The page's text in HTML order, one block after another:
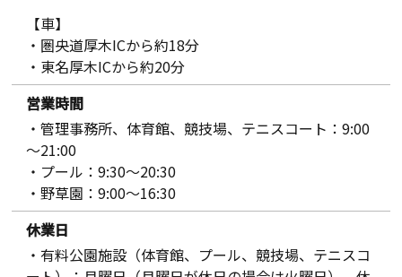
【車】
・圏央道厚木ICから約18分
・東名厚木ICから約20分
営業時間
・管理事務所、体育館、競技場、テニスコート：9:00
～21:00
・プール：9:30～20:30
・野草園：9:00〜16:30
休業日
・有料公園施設（体育館、プール、競技場、テニスコ